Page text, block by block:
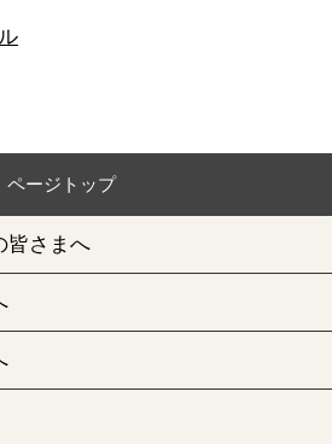
ページトップ
皆さまへ